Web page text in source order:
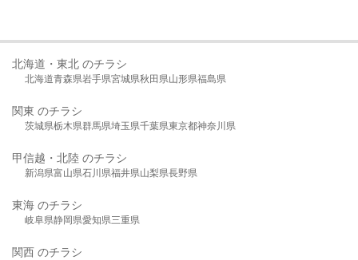
北海道・東北 のチラシ
北海道青森県岩手県宮城県秋田県山形県福島県
関東 のチラシ
茨城県栃木県群馬県埼玉県千葉県東京都神奈川県
甲信越・北陸 のチラシ
新潟県富山県石川県福井県山梨県長野県
東海 のチラシ
岐阜県静岡県愛知県三重県
関西 のチラシ